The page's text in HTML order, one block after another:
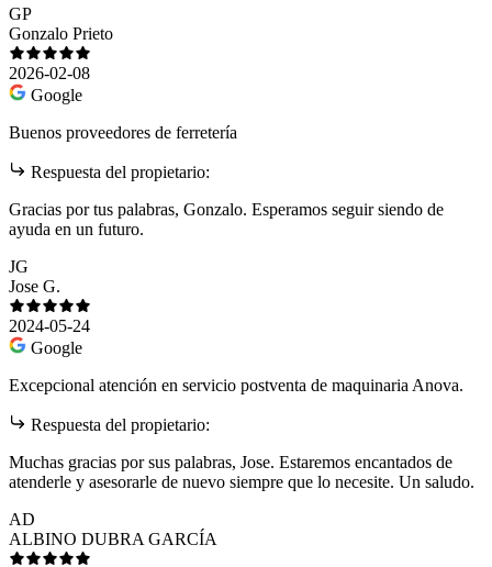
GP
Gonzalo Prieto
2026-02-08
Google
Buenos proveedores de ferretería
Respuesta del propietario:
Gracias por tus palabras, Gonzalo. Esperamos seguir siendo de
ayuda en un futuro.
JG
Jose G.
2024-05-24
Google
Excepcional atención en servicio postventa de maquinaria Anova.
Respuesta del propietario:
Muchas gracias por sus palabras, Jose. Estaremos encantados de
atenderle y asesorarle de nuevo siempre que lo necesite. Un saludo.
AD
ALBINO DUBRA GARCÍA